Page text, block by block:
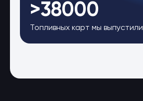
>38000
Топливных карт мы выпустили